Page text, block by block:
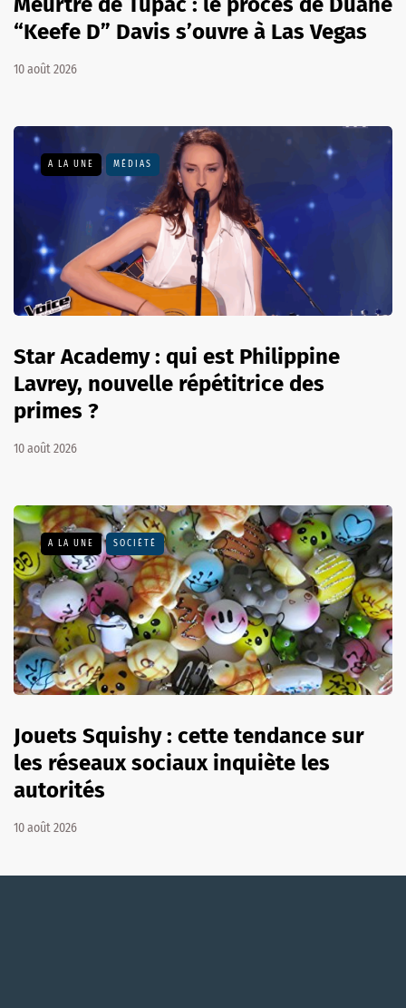
“Keefe D” Davis s’ouvre à Las Vegas
10 août 2026
A LA UNE MÉDIAS
Star Academy : qui est Philippine
Lavrey, nouvelle répétitrice des
primes ?
10 août 2026
A LA UNE SOCIÉTÉ
Jouets Squishy : cette tendance sur
les réseaux sociaux inquiète les
autorités
10 août 2026